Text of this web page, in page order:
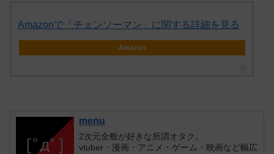
Amazonで「チェンソーマン」に関する詳細を見る
Amazon
menu
2次元全般が好きな所謂オタク。
vtuber・漫画・アニメ・ゲーム・映画など幅広